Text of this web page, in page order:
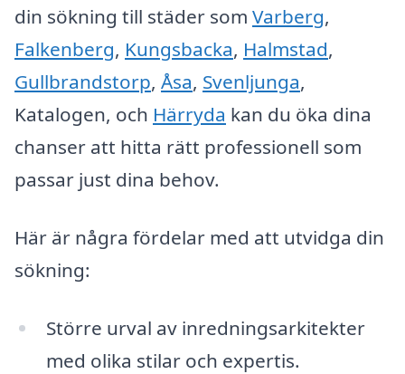
din sökning till städer som Varberg,
Falkenberg, Kungsbacka, Halmstad,
Gullbrandstorp, Åsa, Svenljunga,
Katalogen, och Härryda kan du öka dina
chanser att hitta rätt professionell som
passar just dina behov.
Här är några fördelar med att utvidga din
sökning:
Större urval av inredningsarkitekter
med olika stilar och expertis.